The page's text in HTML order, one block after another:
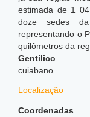
estimada de 1
doze sedes
representando o
quilômetros da
Gentílico
cuiabano
Localização
Coordenadas